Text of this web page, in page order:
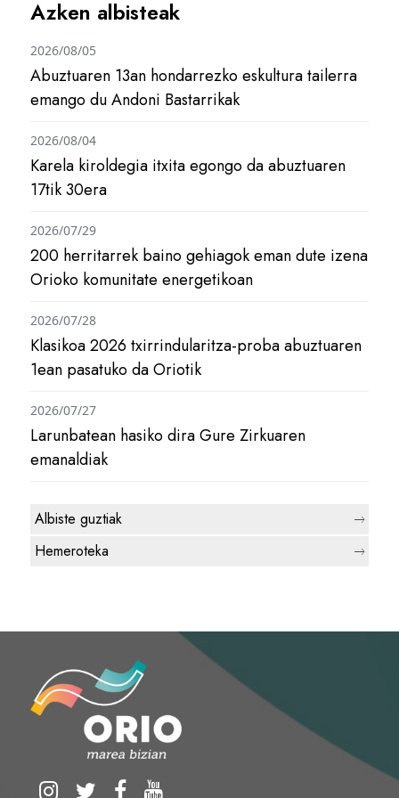
Azken albisteak
Abuztuaren 13an hondarrezko eskultura tailerra
emango du Andoni Bastarrikak
2026/08/05
Karela kiroldegia itxita egongo da abuztuaren
17tik 30era
2026/08/04
200 herritarrek baino gehiagok eman dute izena
Orioko komunitate energetikoan
2026/07/29
Klasikoa 2026 txirrindularitza-proba abuztuaren
1ean pasatuko da Oriotik
2026/07/28
Larunbatean hasiko dira Gure Zirkuaren
emanaldiak
2026/07/27
Albiste guztiak
Hemeroteka